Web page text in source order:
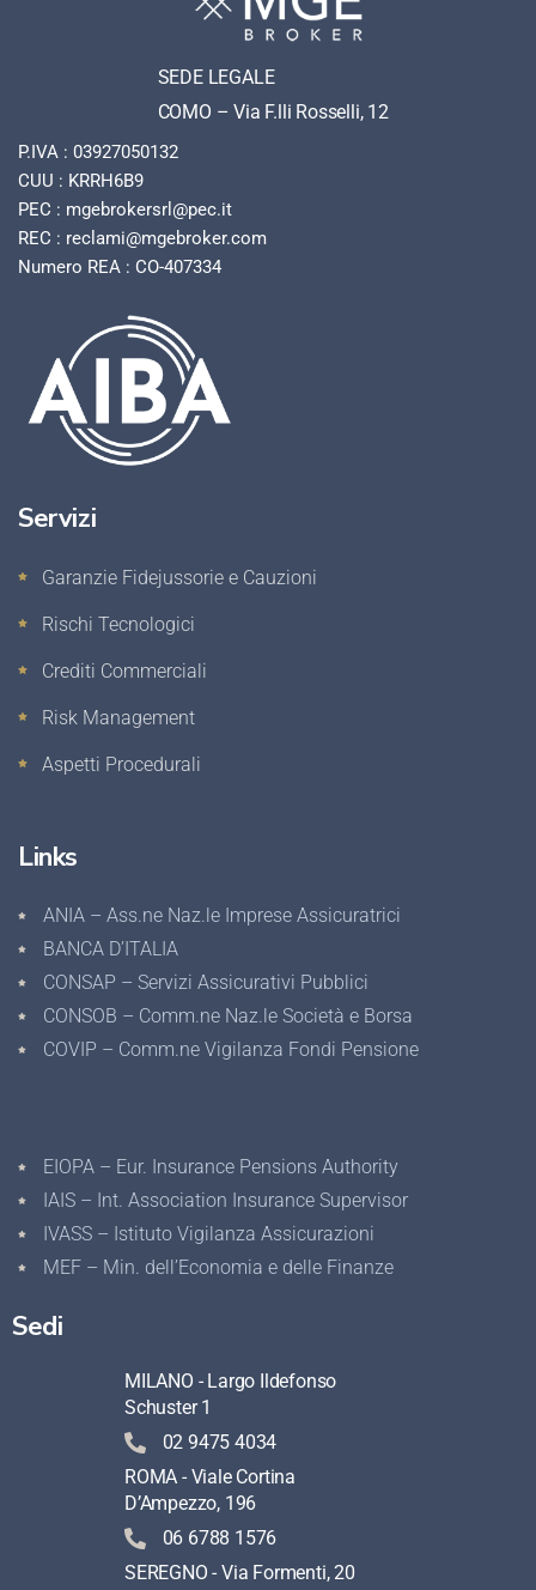
SEDE LEGALE
COMO – Via F.lli Rosselli, 12
P.IVA : 03927050132
CUU : KRRH6B9
PEC : mgebrokersrl@pec.it
REC : reclami@mgebroker.com
Numero REA : CO-407334
Servizi
Garanzie Fidejussorie e Cauzioni
Rischi Tecnologici
Crediti Commerciali
Risk Management
Aspetti Procedurali
Links
ANIA – Ass.ne Naz.le Imprese Assicuratrici
BANCA D’ITALIA
CONSAP – Servizi Assicurativi Pubblici
CONSOB – Comm.ne Naz.le Società e Borsa
COVIP – Comm.ne Vigilanza Fondi Pensione
EIOPA – Eur. Insurance Pensions Authority
IAIS – Int. Association Insurance Supervisor
IVASS – Istituto Vigilanza Assicurazioni
MEF – Min. dell’Economia e delle Finanze
Sedi
MILANO - Largo Ildefonso
Schuster 1
02 9475 4034
ROMA - Viale Cortina
D’Ampezzo, 196
06 6788 1576
SEREGNO - Via Formenti, 20